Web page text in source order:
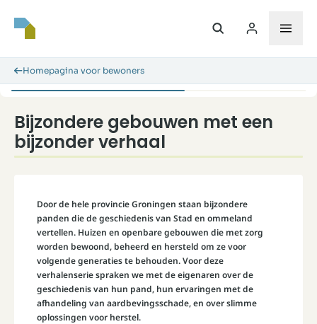
Homepagina voor bewoners
Bijzondere gebouwen met een
bijzonder verhaal
Door de hele provincie Groningen staan bijzondere
panden die de geschiedenis van Stad en ommeland
vertellen. Huizen en openbare gebouwen die met zorg
worden bewoond, beheerd en hersteld om ze voor
volgende generaties te behouden. Voor deze
verhalenserie spraken we met de eigenaren over de
geschiedenis van hun pand, hun ervaringen met de
afhandeling van aardbevingsschade, en over slimme
oplossingen voor herstel.